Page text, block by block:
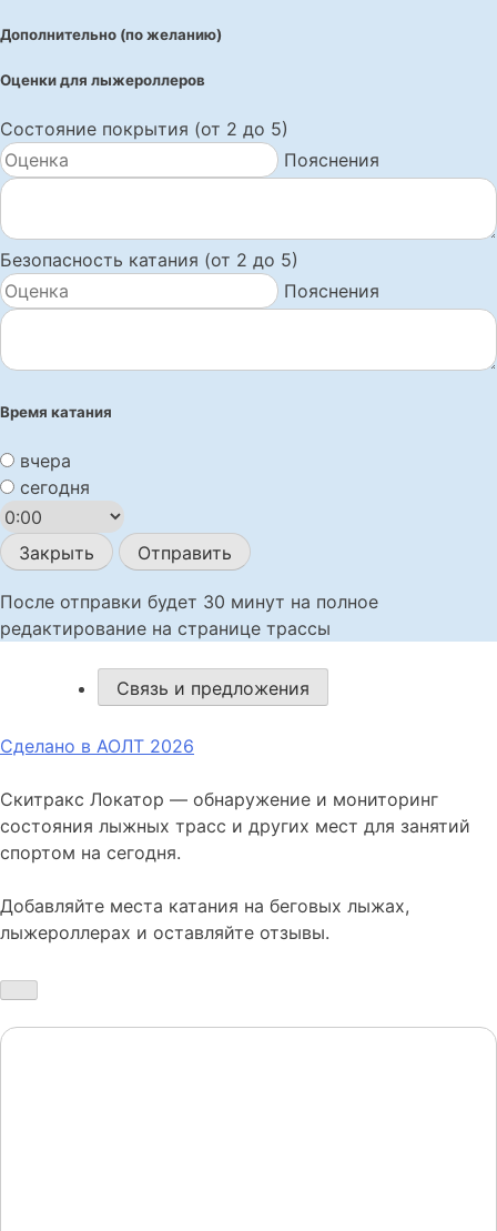
Дополнительно (по желанию)
Оценки для лыжероллеров
Состояние покрытия (от 2 до 5)
Пояснения
Безопасность катания (от 2 до 5)
Пояснения
Время катания
вчера
сегодня
Закрыть Отправить
После отправки будет 30 минут на полное
редактирование на странице трассы
Связь и предложения
Сделано в АОЛТ 2026
Скитракс Локатор — обнаружение и мониторинг
состояния лыжных трасс и других мест для занятий
спортом на сегодня.
Добавляйте места катания на беговых лыжах,
лыжероллерах и оставляйте отзывы.